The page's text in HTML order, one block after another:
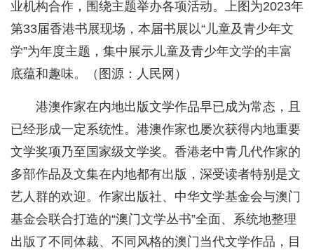
业机构合作，围绕主题举办各项活动。上图为2023年
第33届香港书展现场，本届书展以“儿童及青少年文
学”为年度主题，集中展示儿童及青少年文学的丰富
底蕴和趣味。（图源：人民网）
港澳作家在内地出版文学作品早已成为常态，且
已经形成一定系统性。港澳作家也屡次获得内地重要
文学奖项乃至国家级文学奖。香港老中青几代作家的
多部作品及文集在内地都有出版，深受读者特别是文
艺人群的欢迎。作家出版社、中华文学基金会与澳门
基金会联合打造的“澳门文学丛书”全面、系统地整理
出版了不同体裁、不同风格的澳门当代文学作品，目